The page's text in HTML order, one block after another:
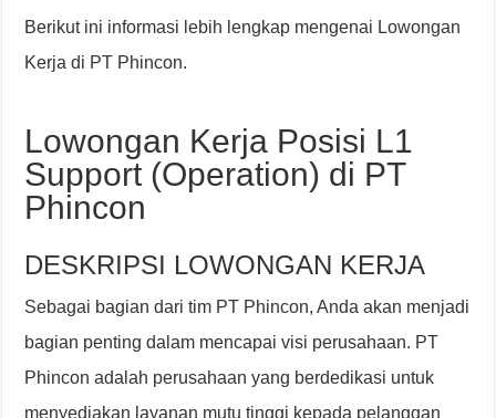
Berikut ini informasi lebih lengkap mengenai Lowongan
Kerja di PT Phincon.
Lowongan Kerja Posisi L1
Support (Operation) di PT
Phincon
DESKRIPSI LOWONGAN KERJA
Sebagai bagian dari tim PT Phincon, Anda akan menjadi
bagian penting dalam mencapai visi perusahaan. PT
Phincon adalah perusahaan yang berdedikasi untuk
menyediakan layanan mutu tinggi kepada pelanggan